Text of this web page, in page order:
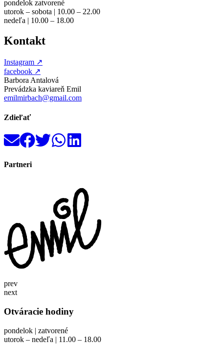
pondelok zatvorené
utorok – sobota | 10.00 – 22.00
nedeľa | 10.00 – 18.00
Kontakt
Instagram ↗
facebook ↗
Barbora Antalová
Prevádzka kaviareň Emil
emilmirbach@gmail.com
Zdieľať
Partneri
prev
next
Otváracie hodiny
pondelok | zatvorené
utorok – nedeľa | 11.00 – 18.00